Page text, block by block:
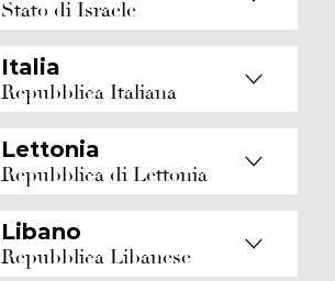
Stato di Israele
Italia
Repubblica Italiana
Lettonia
Repubblica di Lettonia
Libano
Repubblica Libanese